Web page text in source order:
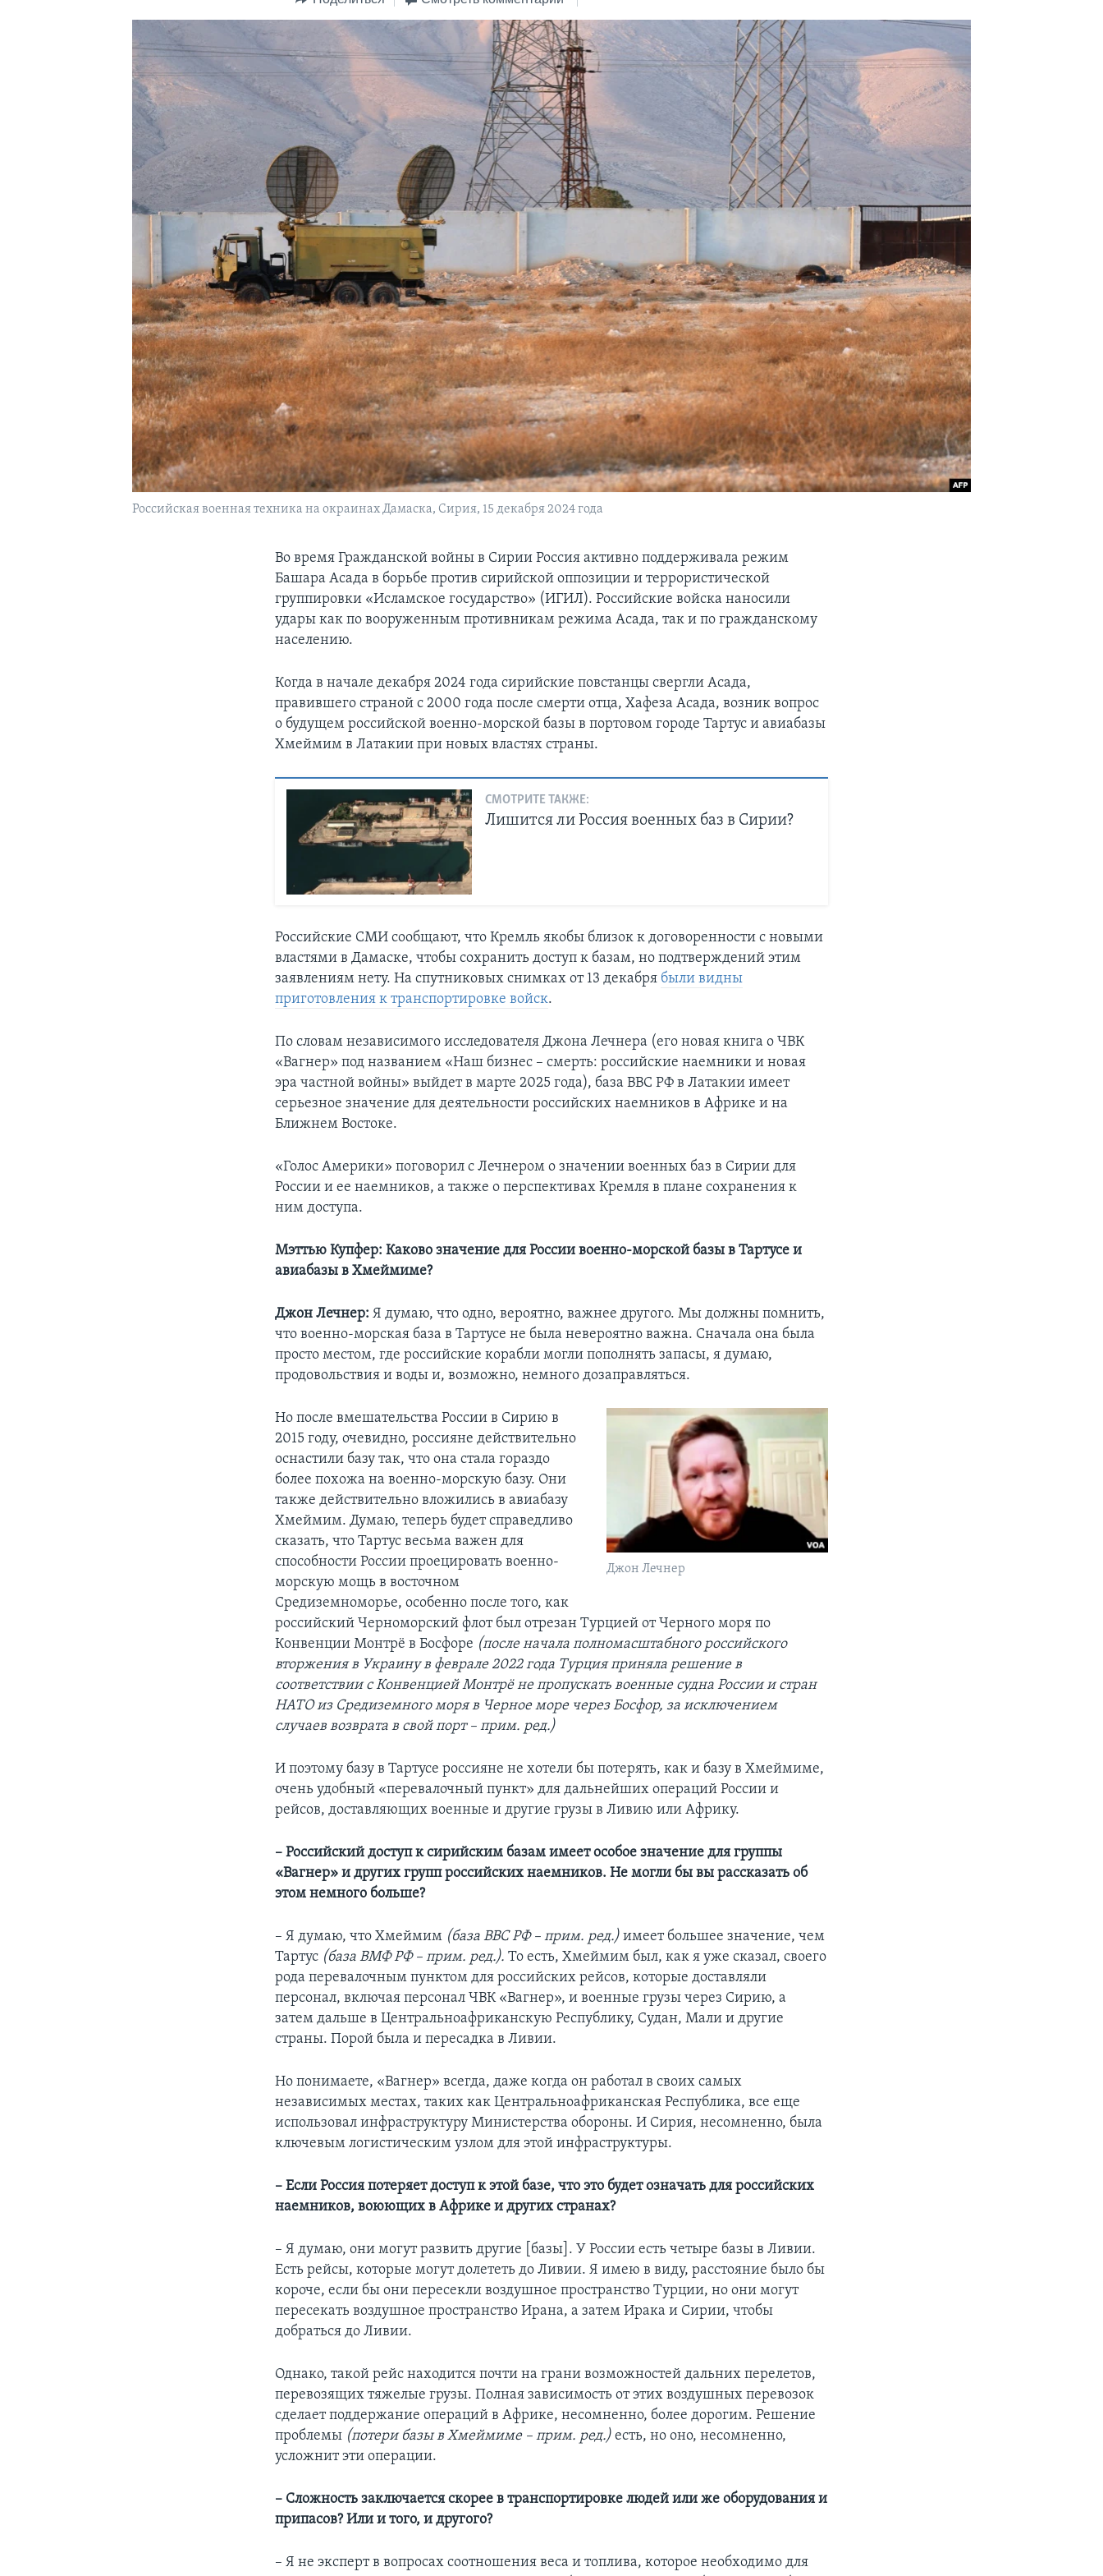
Российская военная техника на окраинах Дамаска, Сирия, 15 декабря 2024 года
Во время Гражданской войны в Сирии Россия активно поддерживала режим
Башара Асада в борьбе против сирийской оппозиции и террористической
группировки «Исламское государство» (ИГИЛ). Российские войска наносили
удары как по вооруженным противникам режима Асада, так и по гражданскому
населению.
Когда в начале декабря 2024 года сирийские повстанцы свергли Асада,
правившего страной с 2000 года после смерти отца, Хафеза Асада, возник вопрос
о будущем российской военно-морской базы в портовом городе Тартус и авиабазы
Хмеймим в Латакии при новых властях страны.
СМОТРИТЕ ТАКЖЕ:
Лишится ли Россия военных баз в Сирии?
Российские СМИ сообщают, что Кремль якобы близок к договоренности с новыми
властями в Дамаске, чтобы сохранить доступ к базам, но подтверждений этим
заявлениям нету. На спутниковых снимках от 13 декабря были видны
приготовления к транспортировке войск.
По словам независимого исследователя Джона Лечнера (его новая книга о ЧВК
«Вагнер» под названием «Наш бизнес – смерть: российские наемники и новая
эра частной войны» выйдет в марте 2025 года), база ВВС РФ в Латакии имеет
серьезное значение для деятельности российских наемников в Африке и на
Ближнем Востоке.
«Голос Америки» поговорил с Лечнером о значении военных баз в Сирии для
России и ее наемников, а также о перспективах Кремля в плане сохранения к
ним доступа.
Мэттью Купфер: Каково значение для России военно-морской базы в Тартусе и
авиабазы в Хмеймиме?
Джон Лечнер: Я думаю, что одно, вероятно, важнее другого. Мы должны помнить,
что военно-морская база в Тартусе не была невероятно важна. Сначала она была
просто местом, где российские корабли могли пополнять запасы, я думаю,
продовольствия и воды и, возможно, немного дозаправляться.
Джон Лечнер
Но после вмешательства России в Сирию в
2015 году, очевидно, россияне действительно
оснастили базу так, что она стала гораздо
более похожа на военно-морскую базу. Они
также действительно вложились в авиабазу
Хмеймим. Думаю, теперь будет справедливо
сказать, что Тартус весьма важен для
способности России проецировать военно-
морскую мощь в восточном
Средиземноморье, особенно после того, как
российский Черноморский флот был отрезан Турцией от Черного моря по
Конвенции Монтрё в Босфоре (после начала полномасштабного российского
вторжения в Украину в феврале 2022 года Турция приняла решение в
соответствии с Конвенцией Монтрё не пропускать военные судна России и стран
НАТО из Средиземного моря в Черное море через Босфор, за исключением
случаев возврата в свой порт – прим. ред.)
И поэтому базу в Тартусе россияне не хотели бы потерять, как и базу в Хмеймиме,
очень удобный «перевалочный пункт» для дальнейших операций России и
рейсов, доставляющих военные и другие грузы в Ливию или Африку.
– Российский доступ к сирийским базам имеет особое значение для группы
«Вагнер» и других групп российских наемников. Не могли бы вы рассказать об
этом немного больше?
– Я думаю, что Хмеймим (база ВВС РФ – прим. ред.) имеет большее значение, чем
Тартус (база ВМФ РФ – прим. ред.). То есть, Хмеймим был, как я уже сказал, своего
рода перевалочным пунктом для российских рейсов, которые доставляли
персонал, включая персонал ЧВК «Вагнер», и военные грузы через Сирию, а
затем дальше в Центральноафриканскую Республику, Судан, Мали и другие
страны. Порой была и пересадка в Ливии.
Но понимаете, «Вагнер» всегда, даже когда он работал в своих самых
независимых местах, таких как Центральноафриканская Республика, все еще
использовал инфраструктуру Министерства обороны. И Сирия, несомненно, была
ключевым логистическим узлом для этой инфраструктуры.
– Если Россия потеряет доступ к этой базе, что это будет означать для российских
наемников, воюющих в Африке и других странах?
– Я думаю, они могут развить другие [базы]. У России есть четыре базы в Ливии.
Есть рейсы, которые могут долететь до Ливии. Я имею в виду, расстояние было бы
короче, если бы они пересекли воздушное пространство Турции, но они могут
пересекать воздушное пространство Ирана, а затем Ирака и Сирии, чтобы
добраться до Ливии.
Однако, такой рейс находится почти на грани возможностей дальних перелетов,
перевозящих тяжелые грузы. Полная зависимость от этих воздушных перевозок
сделает поддержание операций в Африке, несомненно, более дорогим. Решение
проблемы (потери базы в Хмеймиме – прим. ред.)есть, но оно, несомненно,
усложнит эти операции.
– Сложность заключается скорее в транспортировке людей или же оборудования и
припасов? Или и того, и другого?
– Я не эксперт в вопросах соотношения веса и топлива, которое необходимо для